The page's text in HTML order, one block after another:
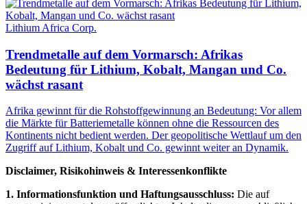
Lithium Africa Corp.
Trendmetalle auf dem Vormarsch: Afrikas
Bedeutung für Lithium, Kobalt, Mangan und Co.
wächst rasant
Afrika gewinnt für die Rohstoffgewinnung an Bedeutung: Vor allem
die Märkte für Batteriemetalle können ohne die Ressourcen des
Kontinents nicht bedient werden. Der geopolitische Wettlauf um den
Zugriff auf Lithium, Kobalt und Co. gewinnt weiter an Dynamik.
Disclaimer, Risikohinweis & Interessenkonflikte
1. Informationsfunktion und Haftungsausschluss: Die auf